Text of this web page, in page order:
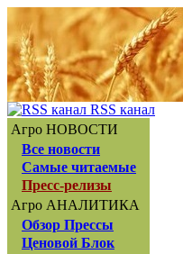
RSS канал
Агро НОВОСТИ
Все новости
Самые читаемые
Пресс-релизы
Агро АНАЛИТИКА
Обзор Прессы
Ценовой Блок